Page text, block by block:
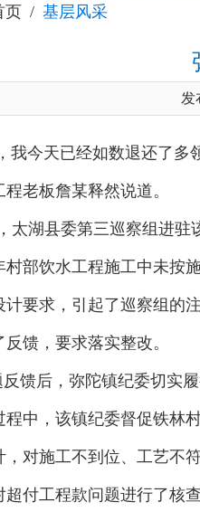
页 / 基层风采
发
我今天已经如数退还了多
老板詹某释然说道。
太湖县委第三巡察组进驻
村部饮水工程施工中未按
计要求，引起了巡察组的
馈，要求落实整改。
馈后，弥陀镇纪委切实
程中，该镇纪委督促铁林
，对施工不到位、工艺不
超付工程款问题进行了核